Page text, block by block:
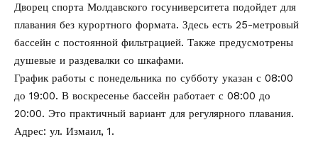
Дворец спорта Молдавского госуниверситета подойдет для
плавания без курортного формата. Здесь есть 25-метровый
бассейн с постоянной фильтрацией. Также предусмотрены
душевые и раздевалки со шкафами.
График работы с понедельника по субботу указан с 08:00
до 19:00. В воскресенье бассейн работает с 08:00 до
20:00. Это практичный вариант для регулярного плавания.
Адрес: ул. Измаил, 1.